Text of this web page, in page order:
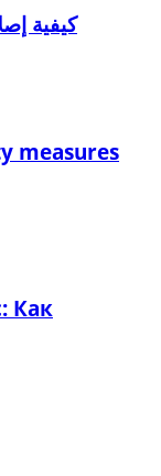
كيفية
measures
Как